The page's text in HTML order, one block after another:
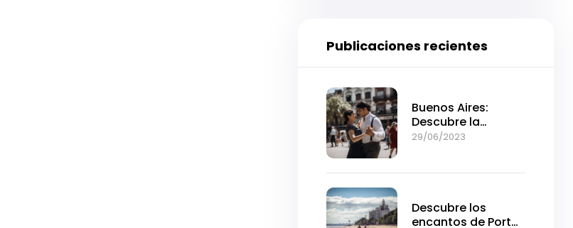
Publicaciones recientes
Buenos Aires:
Descubre la
intensidad de la
29/06/2023
Descubre los
encantos de Porto